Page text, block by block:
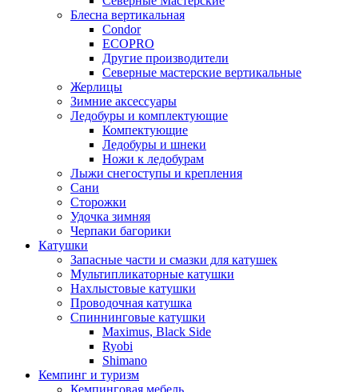
Блесна вертикальная
Condor
ECOPRO
Другие производители
Северные мастерские вертикальные
Жерлицы
Зимние аксессуары
Ледобуры и комплектующие
Компектующие
Ледобуры и шнеки
Ножи к ледобурам
Лыжи снегоступы и крепления
Сани
Сторожки
Удочка зимняя
Черпаки багорики
Катушки
Запасные части и смазки для катушек
Мультипликаторные катушки
Нахлыстовые катушки
Проводочная катушка
Спиннинговые катушки
Maximus, Black Side
Ryobi
Shimano
Кемпинг и туризм
Кемпинговая мебель